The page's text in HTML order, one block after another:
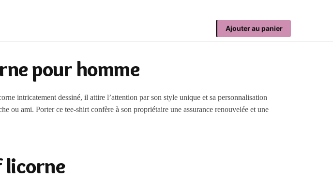
Ajouter au panier
pour homme
intricatement dessiné, il attire l’attention par son style unique et sa personnalisation
ou ami. Porter ce tee-shirt confère à son propriétaire une assurance renouvelée et une
licorne